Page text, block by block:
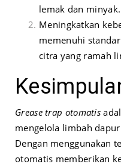
lemak dan minyak.
Meningkatkan
memenuhi
citra yang ramah
Grease trap otomatis
mengelola limbah
Dengan menggunakan
otomatis memberikan